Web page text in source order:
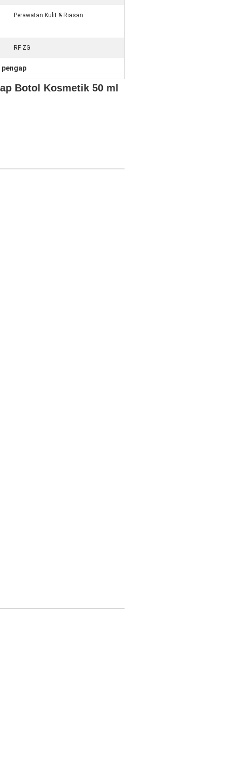
Perawatan Kulit & Riasan
RF-ZG
pengap
Botol Kosmetik 50 ml